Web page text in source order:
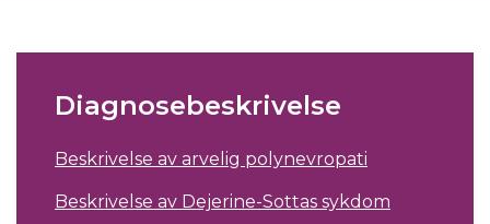
Diagnosebeskrivelse
Beskrivelse av arvelig polynevropati
Beskrivelse av Dejerine-Sottas sykdom